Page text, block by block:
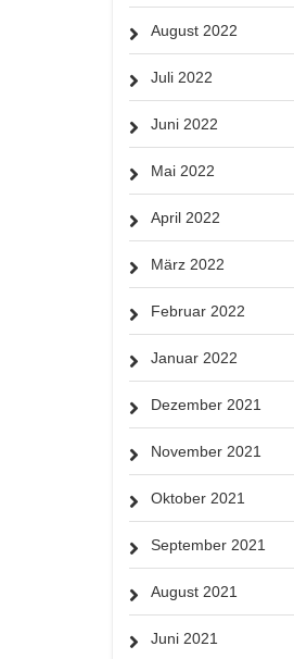
August 2022
Juli 2022
Juni 2022
Mai 2022
April 2022
März 2022
Februar 2022
Januar 2022
Dezember 2021
November 2021
Oktober 2021
September 2021
August 2021
Juni 2021